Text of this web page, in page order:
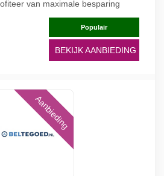
van maximale besparing
Populair
BEKIJK AANBIEDING
Aanbieding